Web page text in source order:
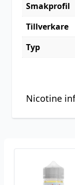
Nicotine
innan köp
Nikotin är
ämne.
Smakprofil
Tillverkare
Typ